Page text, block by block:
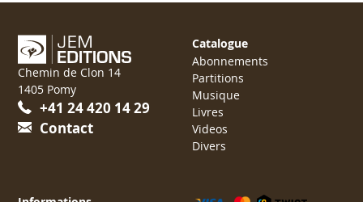
Chemin de Clon 14
1405 Pomy
+41 24 420 14 29
Contact
Catalogue
Abonnements
Partitions
Musique
Livres
Videos
Divers